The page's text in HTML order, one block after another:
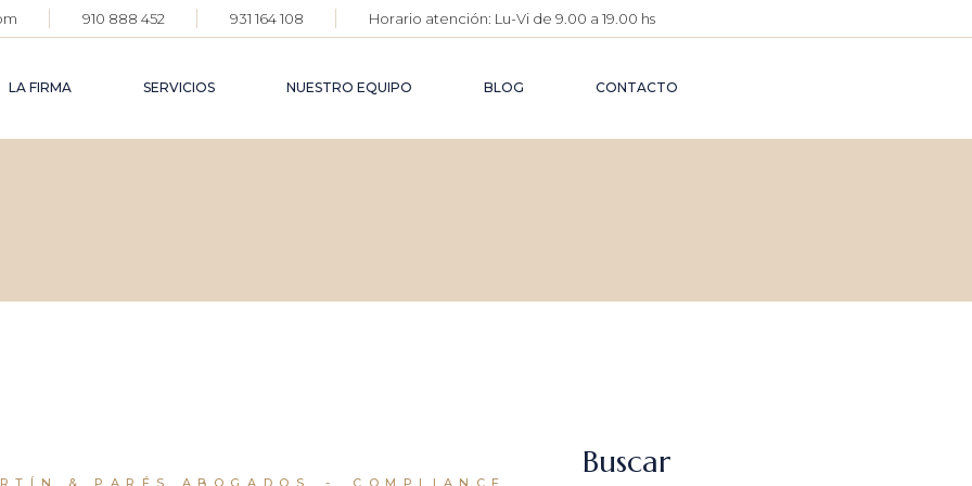
910 888 452 931 164 108 Horario atención: Lu-Vi de 9.00 a 19.00 hs
LA FIRMA SERVICIOS NUESTRO EQUIPO BLOG CONTACTO
Buscar